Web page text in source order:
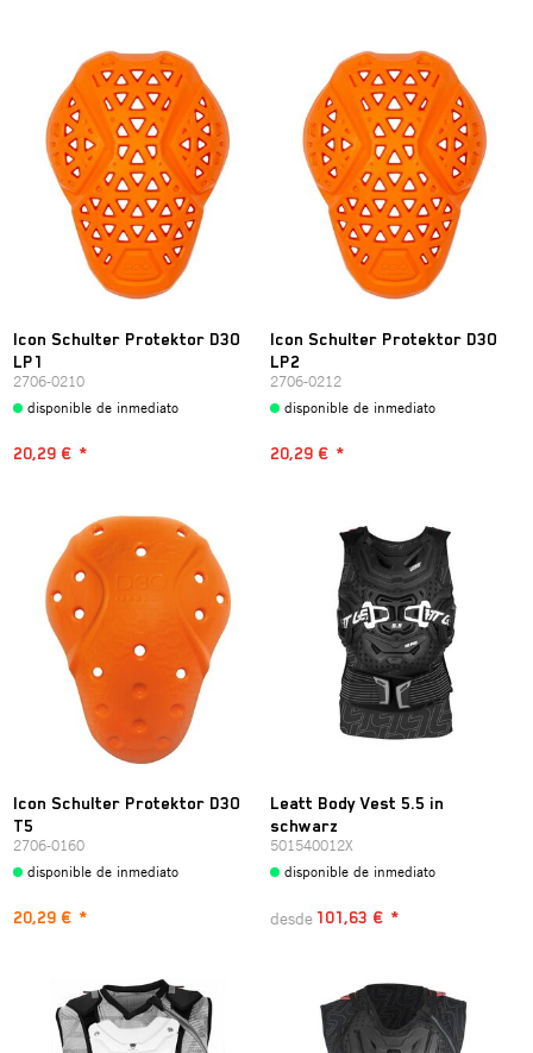
Icon Schulter Protektor D3O
LP1
2706-0210
disponible de inmediato
20,29 € *
Icon Schulter Protektor D3O
LP2
2706-0212
disponible de inmediato
20,29 € *
Icon Schulter Protektor D3O
T5
2706-0160
disponible de inmediato
20,29 € *
Leatt Body Vest 5.5 in
schwarz
501540012X
disponible de inmediato
desde 101,63 € *